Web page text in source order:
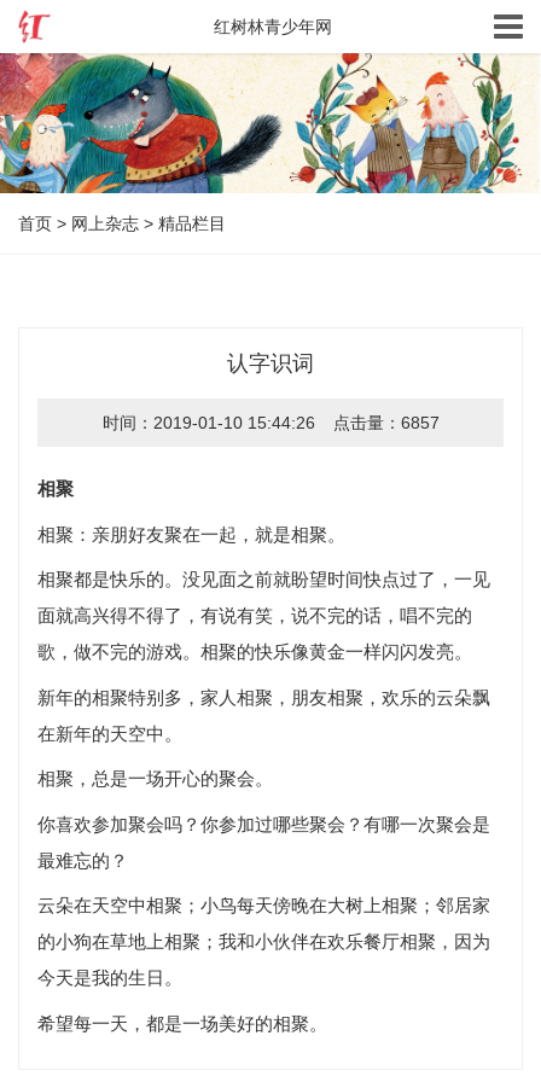
首页 > 网上杂志 > 精品栏目
认字识词
时间：2019-01-10 15:44:26 点击量：6857
相聚
相聚：亲朋好友聚在一起，就是相聚。
相聚都是快乐的。没见面之前就盼望时间快点过了，一见
面就高兴得不得了，有说有笑，说不完的话，唱不完的
歌，做不完的游戏。相聚的快乐像黄金一样闪闪发亮。
新年的相聚特别多，家人相聚，朋友相聚，欢乐的云朵飘
在新年的天空中。
相聚，总是一场开心的聚会。
你喜欢参加聚会吗？你参加过哪些聚会？有哪一次聚会是
最难忘的？
云朵在天空中相聚；小鸟每天傍晚在大树上相聚；邻居家
的小狗在草地上相聚；我和小伙伴在欢乐餐厅相聚，因为
今天是我的生日。
希望每一天，都是一场美好的相聚。
红树林青少年网